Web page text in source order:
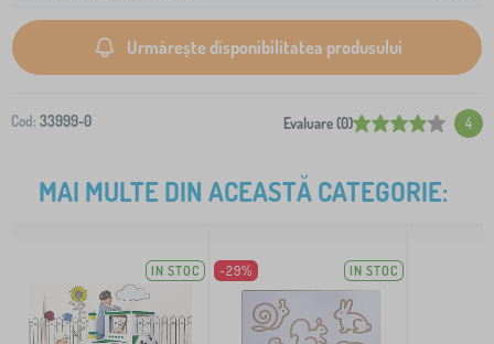
Urmărește disponibilitatea produsului
Cod: 33999-0 Evaluare (0) 4
MAI MULTE DIN ACEASTĂ CATEGORIE:
IN STOC -29% IN STOC